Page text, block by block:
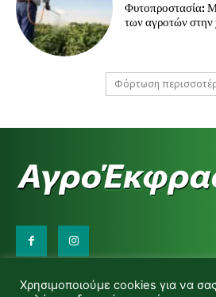
Φυτοπροστασία:
των αγροτών
Φόρτωση
d.makas@yahoo.gr
Χρησιμοποιούμε cookies για να